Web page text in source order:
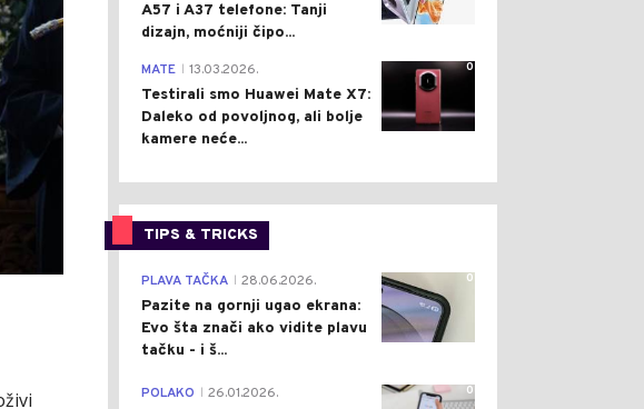
A57 i A37 telefone: Tanji
dizajn, moćniji čipo...
0
MATE 13.03.2026.
Testirali smo Huawei Mate X7:
Daleko od povoljnog, ali bolje
kamere neće...
TIPS & TRICKS
0
PLAVA TAČKA 28.06.2026.
Pazite na gornji ugao ekrana:
Evo šta znači ako vidite plavu
tačku - i š...
0
POLAKO 26.01.2026.